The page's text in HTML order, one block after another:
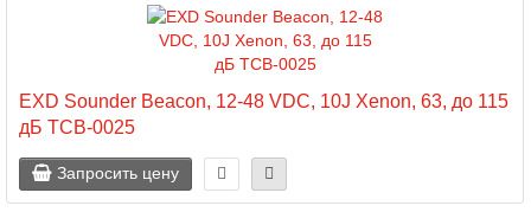
EXD Sounder Beacon, 12-48 VDC, 10J Xenon, 63, до 115
дБ TCB-0025
Запросить цену